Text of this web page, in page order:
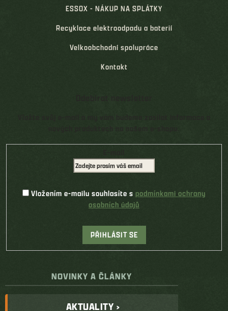
ESSOX - NÁKUP NA SPLÁTKY
Recyklace elektroodpadu a baterií
Velkoobchodní spolupráce
Kontakt
Vložením e-mailu souhlasíte s podmínkami ochrany
osobních údajů
PŘIHLÁSIT SE
NOVINKY A ČLÁNKY
AKTUALITY ›